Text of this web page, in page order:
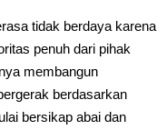
tidak berdaya karena
penuh dari pihak
membangun
berdasarkan
bersikap abai dan